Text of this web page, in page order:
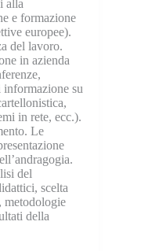
alla
e formazione
europee).
del lavoro.
in azienda
su
in rete, ecc.).
Le
del
scelta
metodologie
della